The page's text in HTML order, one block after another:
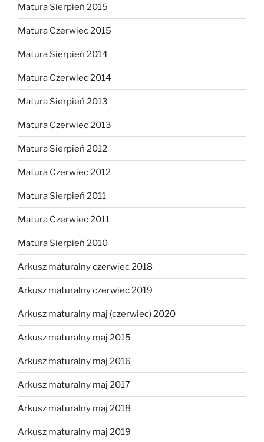
Matura Sierpień 2015
Matura Czerwiec 2015
Matura Sierpień 2014
Matura Czerwiec 2014
Matura Sierpień 2013
Matura Czerwiec 2013
Matura Sierpień 2012
Matura Czerwiec 2012
Matura Sierpień 2011
Matura Czerwiec 2011
Matura Sierpień 2010
Arkusz maturalny czerwiec 2018
Arkusz maturalny czerwiec 2019
Arkusz maturalny maj (czerwiec) 2020
Arkusz maturalny maj 2015
Arkusz maturalny maj 2016
Arkusz maturalny maj 2017
Arkusz maturalny maj 2018
Arkusz maturalny maj 2019